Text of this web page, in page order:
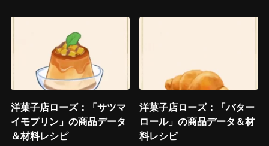
洋菓子店ローズ：「サツマ
イモプリン」の商品データ
＆材料レシピ
洋菓子店ローズ：「バター
ロール」の商品データ＆材
料レシピ